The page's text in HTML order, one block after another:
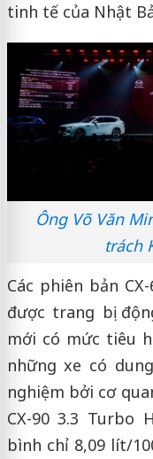
tinh tế của Nhật
Ông Võ Văn
trách
Các phiên bản
được trang bị
mới có mức tiêu
những xe có
nghiệm bởi cơ
CX-90 3.3 Turbo
bình chỉ 8,09 lít/